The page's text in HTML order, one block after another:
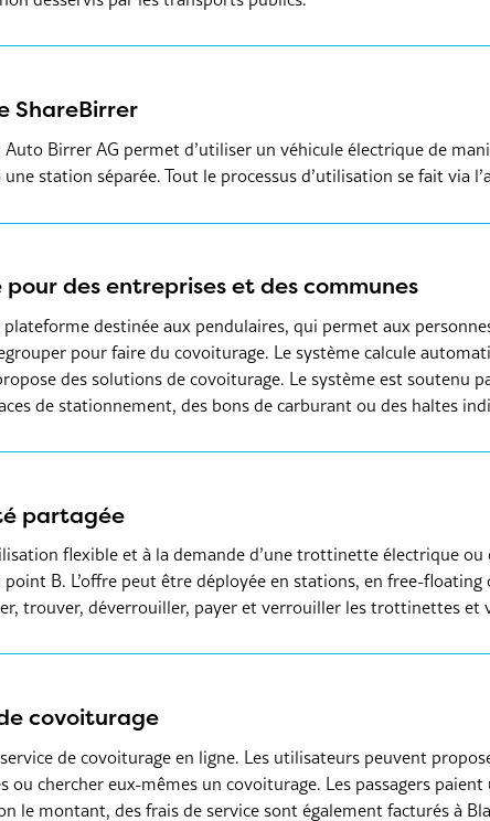
ShareBirrer
Auto Birrer AG permet d’utiliser un véhicule électrique de
station séparée. Tout le processus d’utilisation se fait via
des entreprises et des communes
plateforme destinée aux pendulaires, qui permet aux
pour faire du covoiturage. Le système calcule
des solutions de covoiturage. Le système est soutenu
de stationnement, des bons de carburant ou des haltes
partagée
flexible et à la demande d’une trottinette électrique ou
point B. L’offre peut être déployée en stations, en free-floating
trouver, déverrouiller, payer et verrouiller les trottinettes et
covoiturage
de covoiturage en ligne. Les utilisateurs peuvent
ou chercher eux-mêmes un covoiturage. Les passagers
le montant, des frais de service sont également facturés à